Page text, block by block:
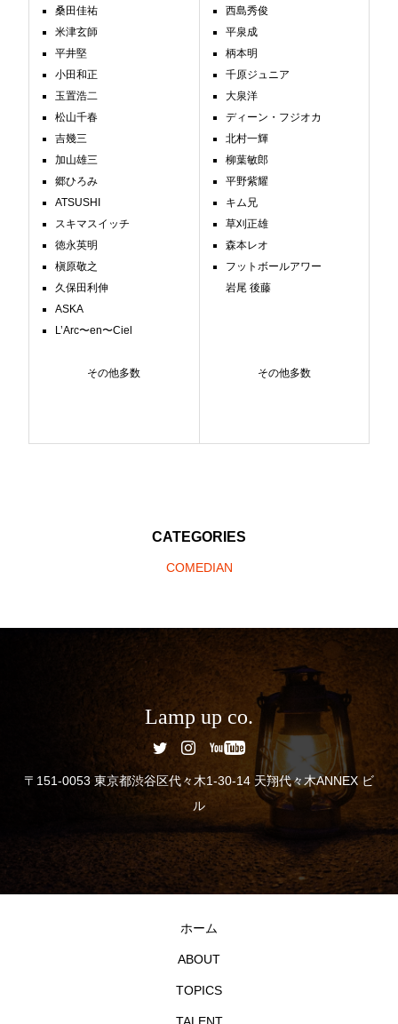
桑田佳祐
米津玄師
平井堅
小田和正
玉置浩二
松山千春
吉幾三
加山雄三
郷ひろみ
ATSUSHI
スキマスイッチ
徳永英明
槇原敬之
久保田利伸
ASKA
L’Arc〜en〜Ciel
その他多数
西島秀俊
平泉成
柄本明
千原ジュニア
大泉洋
ディーン・フジオカ
北村一輝
柳葉敏郎
平野紫耀
キム兄
草刈正雄
森本レオ
フットボールアワー
岩尾 後藤
その他多数
CATEGORIES
COMEDIAN
Lamp up co.
〒151-0053 東京都渋谷区代々木1-30-14 天翔代々木ANNEX ビ
ル
ホーム
ABOUT
TOPICS